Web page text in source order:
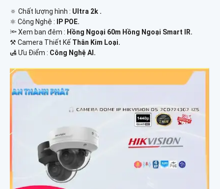
🔅 Chất lượng hình : Ultra 2k .
⚛️ Công Nghệ :
IP POE.
🔦 Xem ban đêm : Hồng Ngoại 60m Hồng Ngoại Smart IR.
⚒ Camera Thiết Kế Thân Kim Loại.
️🛃 Ưu Điểm : Công Nghệ AI.